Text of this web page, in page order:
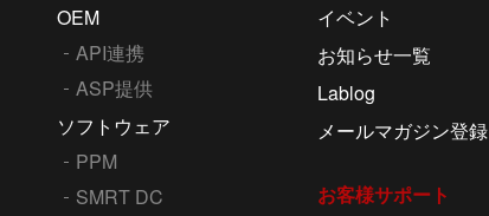
OEM
API連携
ASP提供
ソフトウェア
PPM
SMRT DC
イベント
お知らせ一覧
Lablog
メールマガジン登録
お客様サポート